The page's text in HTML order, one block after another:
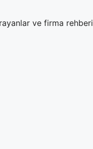
ve firma rehberi